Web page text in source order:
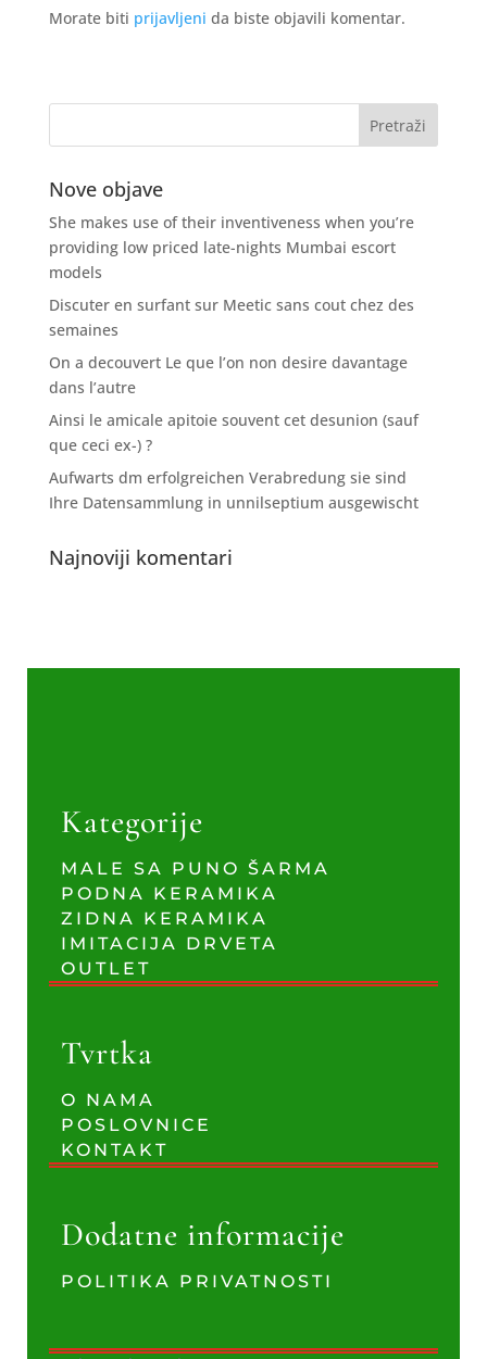
Morate biti prijavljeni da biste objavili komentar.
Nove objave
She makes use of their inventiveness when you’re
providing low priced late-nights Mumbai escort
models
Discuter en surfant sur Meetic sans cout chez des
semaines
On a decouvert Le que l’on non desire davantage
dans l’autre
Ainsi le amicale apitoie souvent cet desunion (sauf
que ceci ex-) ?
Aufwarts dm erfolgreichen Verabredung sie sind
Ihre Datensammlung in unnilseptium ausgewischt
Najnoviji komentari
Kategorije
MALE SA PUNO ŠARMA
PODNA KERAMIKA
ZIDNA KERAMIKA
IMITACIJA DRVETA
OUTLET
Tvrtka
O NAMA
POSLOVNICE
KONTAKT
Dodatne informacije
POLITIKA PRIVATNOSTI